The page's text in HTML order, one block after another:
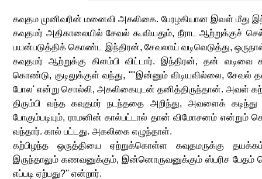
கவுதம முனிவரின் மனைவி அகலிகை. பேரழகியான இவள் மீது
கவுதமர் அதிகாலையில் சேவல் கூவியதும், நீராட ஆற்றுக்குச்
பயன்படுத்திக் கொண்ட இந்திரன், சேவலாய் வடிவெடுத்து, ஒருநாள்
கவுதமர் ஆற்றுக்கு கிளம்பி விட்டார். இந்திரன், தன் வடிவை
கொண்டு, குடிலுக்குள் வந்து, ""இன்னும் விடியவில்லை, சேவல்
போல' என்று சொல்லி, அகலிகையுடன் தனித்திருந்தான். அவள்
திரும்பி வந்த கவுதமர் நடந்ததை அறிந்து, அவளைக்
போகும்படியும், ராமனின் கால்பட்டால் தான் விமோசனம் என்றும்
வந்தார். கால் பட்டது. அகலிகை எழுந்தாள்.
கற்பிழந்த ஒருத்தியை ஏற்றுக்கொள்ள கவுதமருக்கு
இருந்தாலும் கணவனுக்கும், இன்னொருவனுக்கும் ஸ்பரிச
எப்படி ஏற்பது?'' என்றார்.